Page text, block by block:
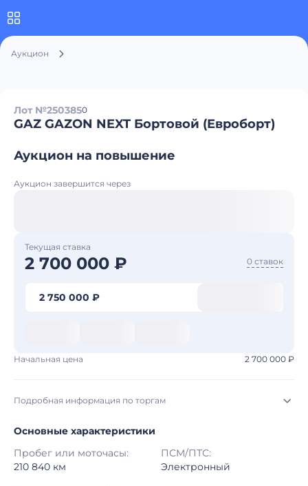
Аукцион
Лот №2503850
GAZ GAZON NEXT Бортовой (Евроборт)
Аукцион на повышение
Аукцион завершится через
Текущая ставка
2 700 000 ₽ 0 ставок
2 750 000 ₽
Начальная цена 2 700 000 ₽
Подробная информация по торгам
Начало торгов: 06.08.2026, 09:08 МСК
Конец торгов: 13.08.2026, 09:08 МСК
Основные характеристики
Пробег или моточасы:
210 840 км
ПСМ/ПТС:
Электронный